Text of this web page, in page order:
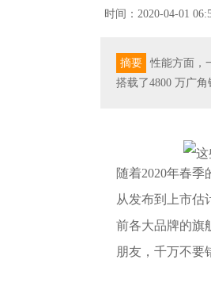
时间：2020-04-01
摘要
性能方面，
搭载了4800 万广角
随着2020年春
从发布到上市估
前各大品牌的旗
朋友，千万不要